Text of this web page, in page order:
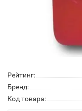
Рейтинг:
Бренд:
Код товара: